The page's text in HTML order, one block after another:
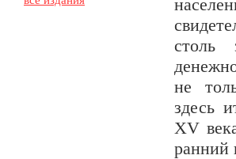
столь
не
здесь
XV
ранний